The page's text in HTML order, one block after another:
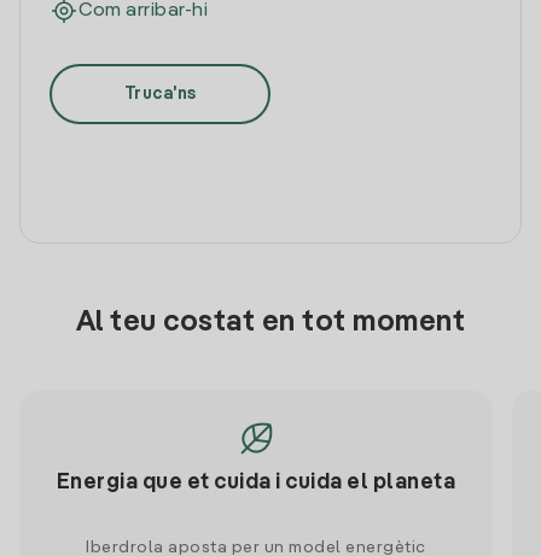
Com arribar-hi
Truca'ns
Al teu costat en tot moment
Energia que et cuida i cuida el planeta
Iberdrola aposta per un model energètic